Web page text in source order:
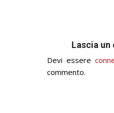
Lascia
Devi essere
commento.